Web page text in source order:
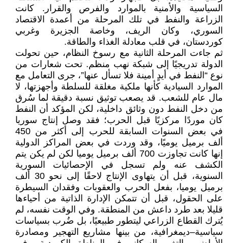
السياسية والأمنية بالموارد والفرص والقرار. كانت
الزراعة والنفط في تلك المرحلة من أعمدة الاقتصاد
السوري، وكان الريف، وخاصة الجزيرة وغربي
كوردستان، في قلب معادلة الغذاء والطاقة.
ثم جاءت المرحلة الثانية مع رسوخ النظام، حين تحولت
الدولة تدريجيًا إلى شبكة نهب منظم. تحت شعارات من
نوع “النفط في أيدٍ أمينة فلا تسأل عنها”، جرى التعامل مع
الموارد السيادية كأنها ملكية مغلقة للسلطة وأجهزتها، لا
مال عام للشعب. قد يصعب توثيق نسبة دقيقة لما سُرق
من دخل النفط دون وثائق داخلية، لكن المؤكد أن النفط
كان موردًا مركزيًا قبل الحرب؛ فقد وصل إنتاج سوريا
في بعض السنوات السابقة للحرب إلى أكثر من 450
ألف برميل يوميًا، وقد وردت في بعض المراكز الدولية
إنها كانت تجاوزت 700 ألف برميل يوميا لكن لم يكن يتم
الكشف عنه ولم تسجل في الإحصائيات السورية
السنوية، قبل أن يتهاوى الإنتاج لاحقًا إلى نحو 30 ألف
برميل يوميا، بفعل الحرب والعقوبات وفقدان السيطرة
على الحقول، قبل أن تتمكن الإدارة الذاتية من أحياءها
قليلا بعد طرد داعش من المنطقة. وفي الوقت نفسه، لم
يُترك القطاع الزراعي ليتطور طبيعيًا، بل ضُرب بسياسات
سياسية–ديمغرافية، من بينها مشاريع التهجير ومصادرة